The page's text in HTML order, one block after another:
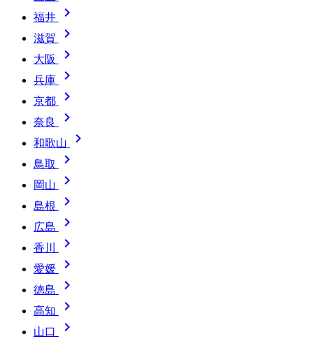
福井 
滋賀 
大阪 
兵庫 
京都 
奈良 
和歌山 
鳥取 
岡山 
島根 
広島 
香川 
愛媛 
徳島 
高知 
山口 